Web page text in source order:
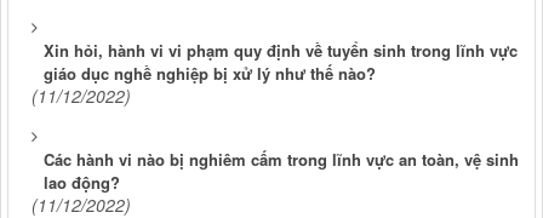
Xin hỏi, hành vi vi phạm quy định về tuyển sinh trong lĩnh vực
giáo dục nghề nghiệp bị xử lý như thế nào?
(11/12/2022)
Các hành vi nào bị nghiêm cấm trong lĩnh vực an toàn, vệ sinh
lao động?
(11/12/2022)